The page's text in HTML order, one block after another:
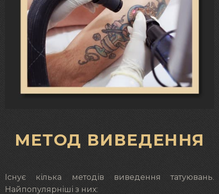
МЕТОД ВИВЕДЕННЯ
Існує кілька методів виведення татуювань.
Найпопулярніші з них: